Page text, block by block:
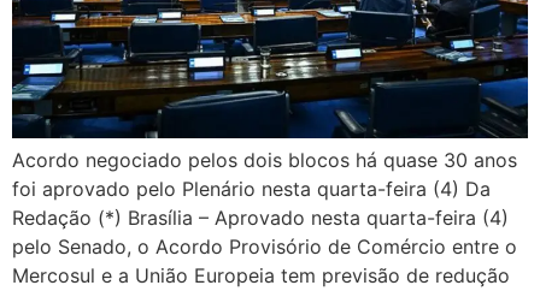
Acordo negociado pelos dois blocos há quase 30 anos
foi aprovado pelo Plenário nesta quarta-feira (4) Da
Redação (*) Brasília – Aprovado nesta quarta-feira (4)
pelo Senado, o Acordo Provisório de Comércio entre o
Mercosul e a União Europeia tem previsão de redução